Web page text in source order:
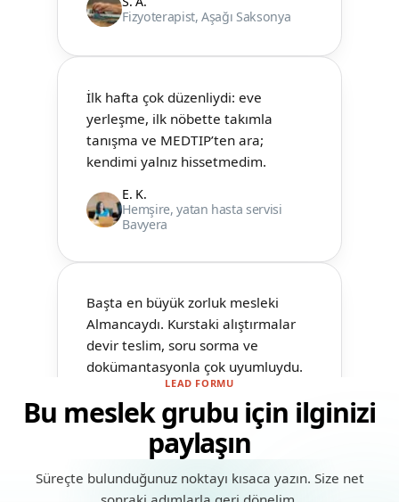
İlk hafta çok düzenliydi: eve
tanışma ve MEDTIP’ten ara;
kendimi yalnız hissetmedim.
Hemşire, yatan hasta servisi
Başta en büyük zorluk mesleki
devir teslim, soru sorma ve
dokümantasyonla çok uyumluydu.
S. A.
Fizyoterapist, Aşağı Saksonya
LEAD FORMU
Bu meslek grubu için ilginizi
paylaşın
Süreçte bulunduğunuz noktayı kısaca yazın. Size net